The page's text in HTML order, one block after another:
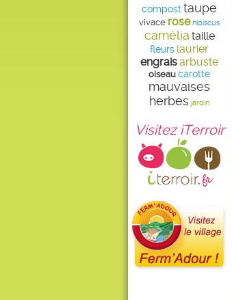
compost taupe
vivace rose hibiscus
camélia taille
fleurs laurier
engraisarbuste
oiseau carotte
mauvaises
herbes jardin
Visitez iTerroir